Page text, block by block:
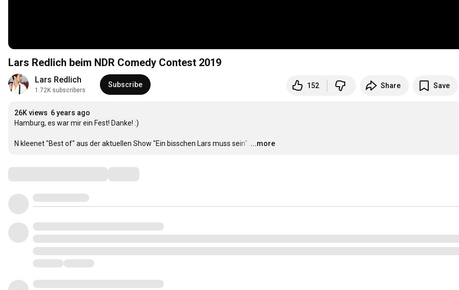
Lars Redlich beim NDR Comedy Contest 2019
Lars Redlich
1.72K subscribers
Subscribe 152 Share Save
26K views 6 years ago
Hamburg, es war mir ein Fest! Danke! :)
N kleenet "Best of" aus der aktuellen Show "Ein bisschen Lars muss sein". …
...more